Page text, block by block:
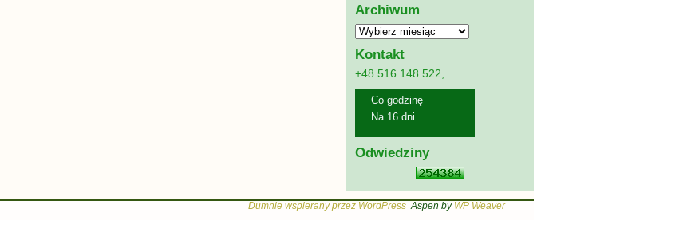
Archiwum
Kontakt
+48 516 148 522,
Co godzinę
Na 16 dni
Odwiedziny
Dumnie wspierany przez WordPress Aspen by WP Weaver